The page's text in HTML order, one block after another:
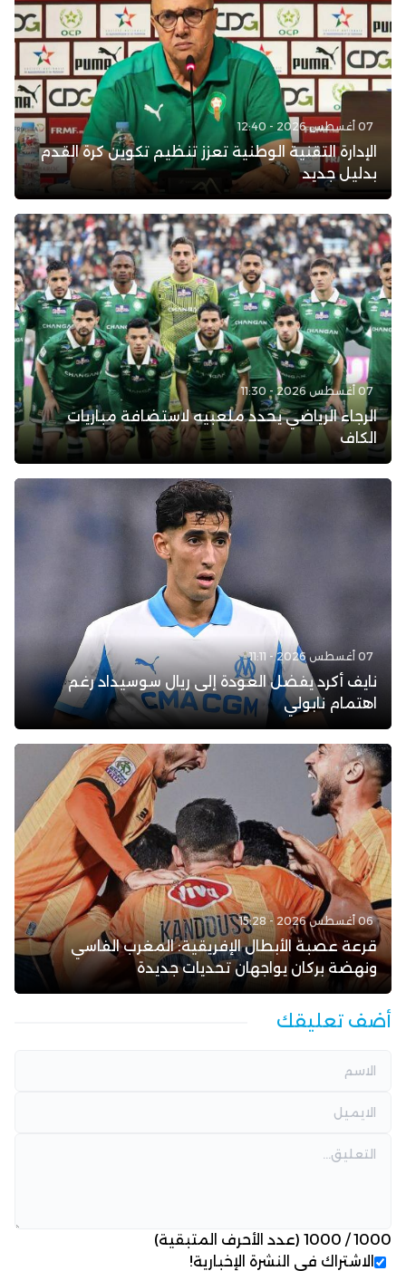
07 أغسطس 2026 - 12:40
الإدارة التقنية الوطنية تعزز تنظيم تكوين كرة القدم
بدليل جديد
07 أغسطس 2026 - 11:30
الرجاء الرياضي يحدد ملعبيه لاستضافة مباريات
الكاف
07 أغسطس 2026 - 11:11
نايف أكرد يفضل العودة إلى ريال سوسيداد رغم
اهتمام نابولي
06 أغسطس 2026 - 15:28
قرعة عصبة الأبطال الإفريقية: المغرب الفاسي
ونهضة بركان يواجهان تحديات جديدة
أضف تعليقك
1000
/
1000 (عدد الأحرف المتبقية)
الاشتراك في النشرة الإخبارية!